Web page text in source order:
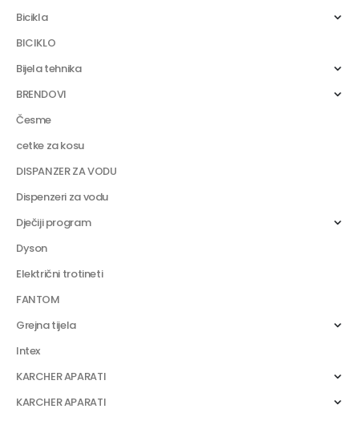
Bicikla
BICIKLO
Bijela tehnika
BRENDOVI
Česme
cetke za kosu
DISPANZER ZA VODU
Dispenzeri za vodu
Dječiji program
Dyson
Električni trotineti
FANTOM
Grejna tijela
Intex
KARCHER APARATI
KARCHER APARATI